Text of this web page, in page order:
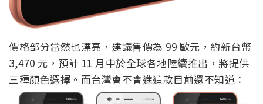
價格部分當然也漂亮，建議售價為 99 歐元，約新台幣
3,470 元，預計 11 月中於全球各地陸續推出，將提供
三種顏色選擇。而台灣會不會進這款目前還不知道：